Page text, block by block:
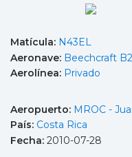
Matícula: N43EL
Aeronave: Beechcraft
Aerolínea: Privado
Aeropuerto: MROC -
País: Costa Rica
Fecha: 2010-07-28